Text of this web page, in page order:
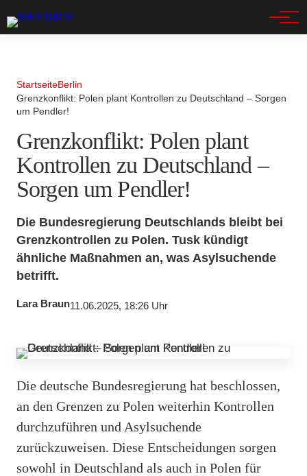
StartseiteBerlin
Grenzkonflikt: Polen plant Kontrollen zu Deutschland – Sorgen
um Pendler!
Grenzkonflikt: Polen plant
Kontrollen zu Deutschland –
Sorgen um Pendler!
Die Bundesregierung Deutschlands bleibt bei
Grenzkontrollen zu Polen. Tusk kündigt
ähnliche Maßnahmen an, was Asylsuchende
betrifft.
Lara Braun11.06.2025, 18:26 Uhr
Die deutsche Bundesregierung hat beschlossen,
an den Grenzen zu Polen weiterhin Kontrollen
durchzuführen und Asylsuchende
zurückzuweisen. Diese Entscheidungen sorgen
sowohl in Deutschland als auch in Polen für